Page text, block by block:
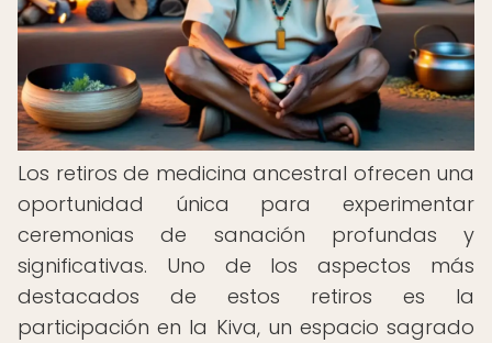
Los retiros de medicina ancestral ofrecen una
oportunidad única para experimentar
ceremonias de sanación profundas y
significativas. Uno de los aspectos más
destacados de estos retiros es la
participación en la Kiva, un espacio sagrado